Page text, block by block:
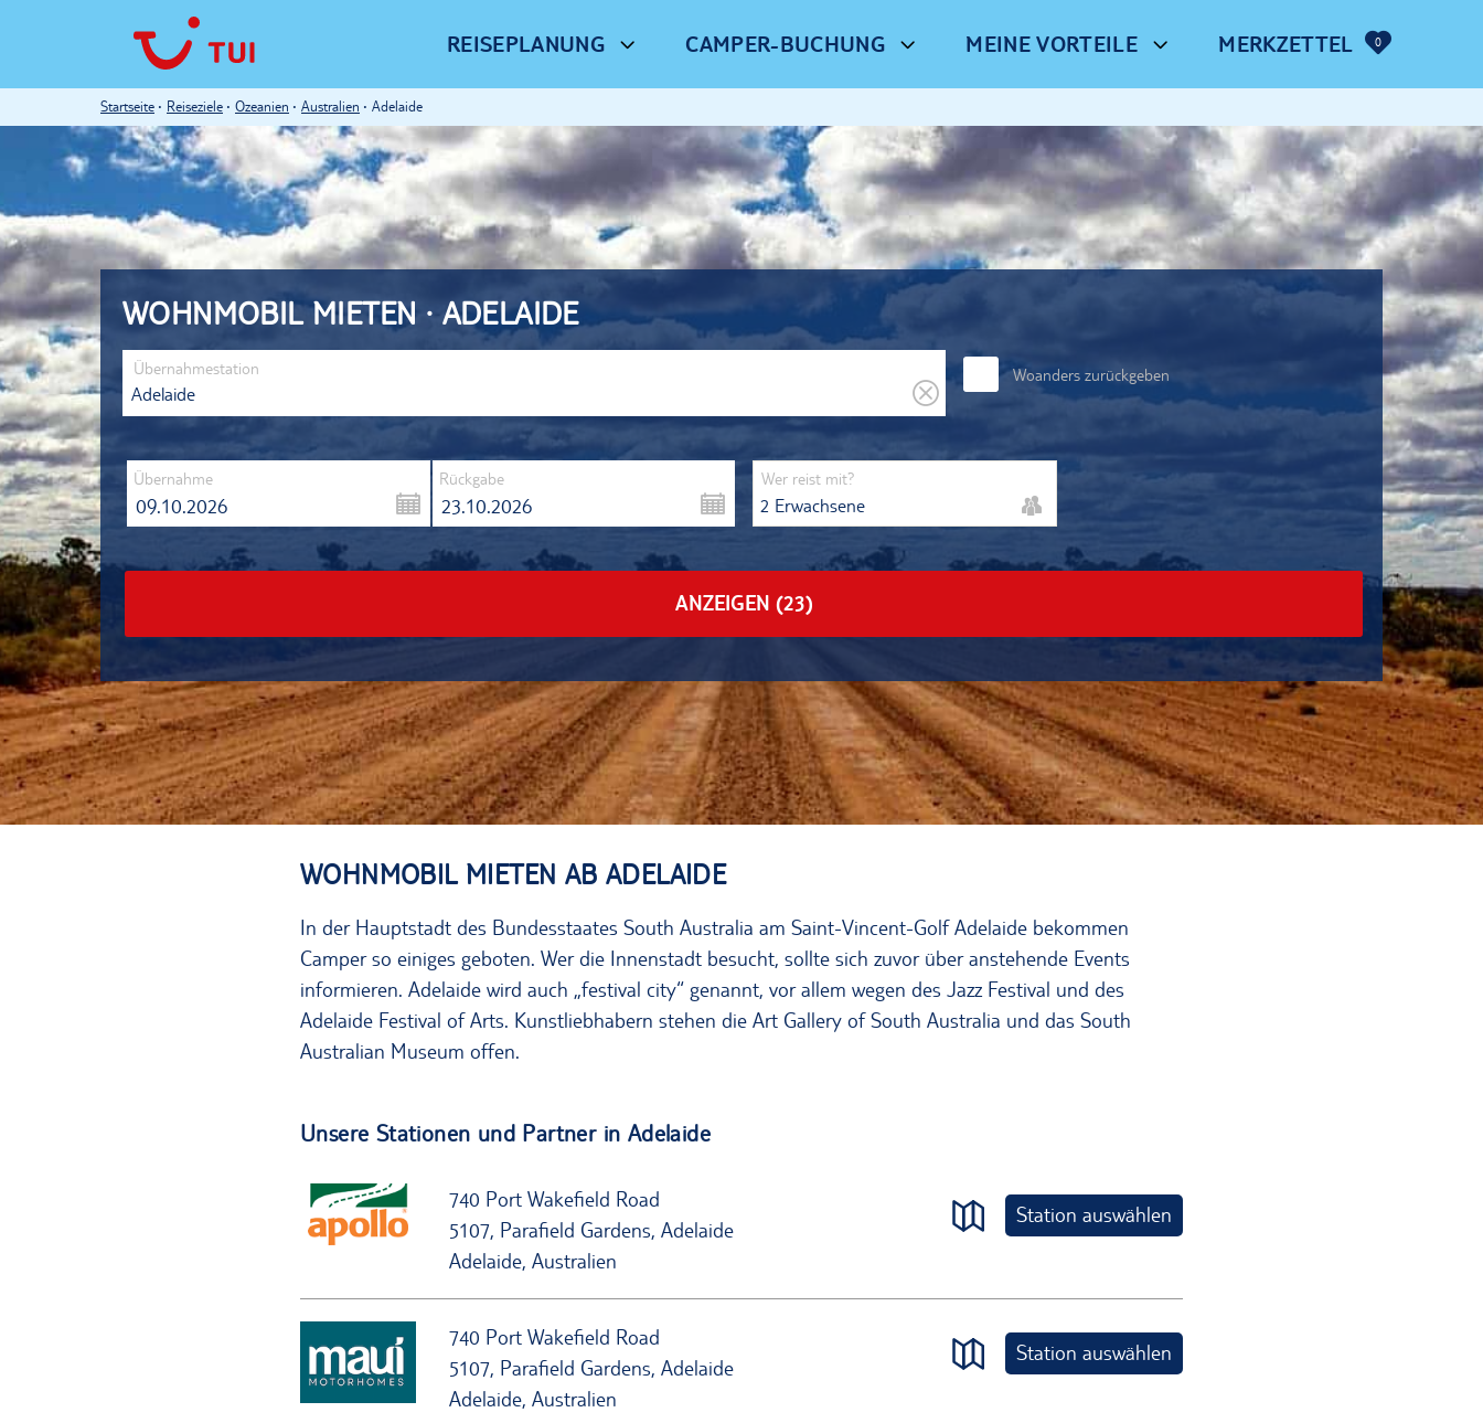
0
MERKZETTEL
REISEPLANUNG CAMPER-BUCHUNG MEINE VORTEILE
Startseite Reiseziele Ozeanien Australien Adelaide
WOHNMOBIL MIETEN · ADELAIDE
Übernahmestation Woanders zurückgeben
Übernahme
09.10.2026
Rückgabe
23.10.2026
Wer reist mit?
2 Erwachsene
ANZEIGEN (23)
WOHNMOBIL MIETEN AB ADELAIDE
In der Hauptstadt des Bundesstaates South Australia am Saint-Vincent-Golf Adelaide bekommen
Camper so einiges geboten. Wer die Innenstadt besucht, sollte sich zuvor über anstehende Events
informieren. Adelaide wird auch „festival city“ genannt, vor allem wegen des Jazz Festival und des
Adelaide Festival of Arts. Kunstliebhabern stehen die Art Gallery of South Australia und das South
Australian Museum offen.
Unsere Stationen und Partner in Adelaide
740 Port Wakefield Road
5107, Parafield Gardens, Adelaide
Adelaide, Australien
Station auswählen
740 Port Wakefield Road
5107, Parafield Gardens, Adelaide
Adelaide, Australien
Station auswählen